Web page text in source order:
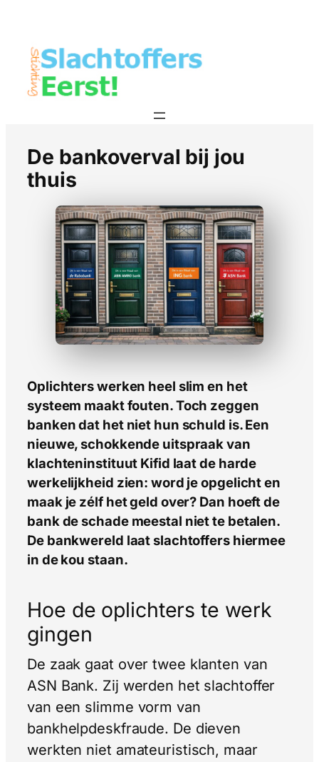
De bankoverval bij jou
thuis
Oplichters werken heel slim en het
systeem maakt fouten. Toch zeggen
banken dat het niet hun schuld is. Een
nieuwe, schokkende uitspraak van
klachteninstituut Kifid laat de harde
werkelijkheid zien: word je opgelicht en
maak je zélf het geld over? Dan hoeft de
bank de schade meestal niet te betalen.
De bankwereld laat slachtoffers hiermee
in de kou staan.
Hoe de oplichters te werk
gingen
De zaak gaat over twee klanten van
ASN Bank. Zij werden het slachtoffer
van een slimme vorm van
bankhelpdeskfraude. De dieven
werkten niet amateuristisch, maar